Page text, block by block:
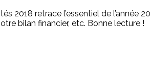
2018 retrace l’essentiel de l’année
bilan financier, etc. Bonne lecture !